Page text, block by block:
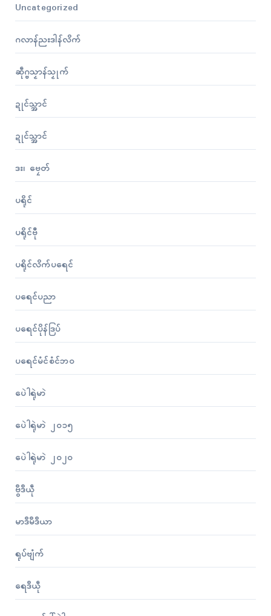
Uncategorized
ဂလာန်ညးဒါန်လိက်
ဆဵုဂ္ဗသၟာန်သၟုက်
ဍုၚ်သ္အာၚ်
ဍုၚ်သ္အာၚ်
ဒး၊ ဗၠေတ်
ပရိုၚ်
ပရိုၚ်ဗီု
ပရိုၚ်လိက်ပရေၚ်
ပရေၚ်ပညာ
ပရေၚ်ပိုန်ဒြပ်
ပရေၚ်မံၚ်စံၚ်ဘဝ
ပေဲါရုဲမာဲ
ပေဲါရုဲမာဲ ၂၀၁၅
ပေဲါရုဲမာဲ ၂၀၂၀
ဗွဳဒဳယဵု
မာဒဳမဳဒဳယာ
ရုပ်ဗျံက်
ရေဒဳယဵု